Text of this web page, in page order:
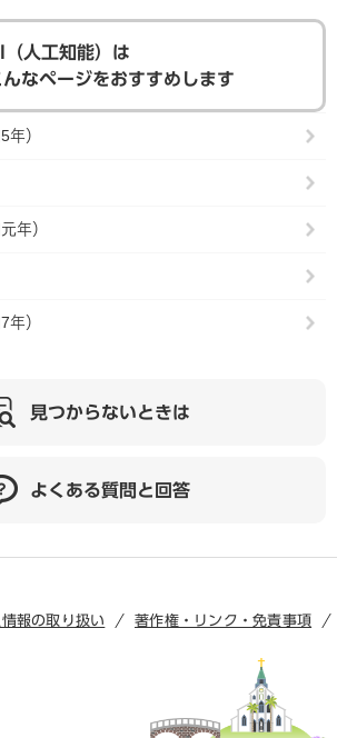
（人工知能）は
んなページをおすすめします
）
年）
）
見つからないときは
よくある質問と回答
報の取り扱い
著作権・リンク・免責事項